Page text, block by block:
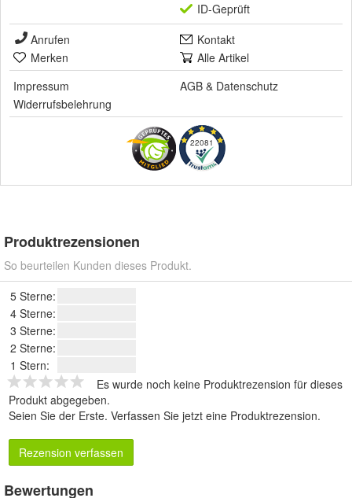
ID-Geprüft
Anrufen
Kontakt
Merken
Alle Artikel
Impressum
AGB & Datenschutz
Widerrufsbelehrung
22081
Produktrezensionen
So beurteilen Kunden dieses Produkt.
5 Sterne:
4 Sterne:
3 Sterne:
2 Sterne:
1 Stern:
Es wurde noch keine Produktrezension für dieses
Produkt abgegeben.
Seien Sie der Erste. Verfassen Sie jetzt eine Produktrezension.
Rezension verfassen
Bewertungen